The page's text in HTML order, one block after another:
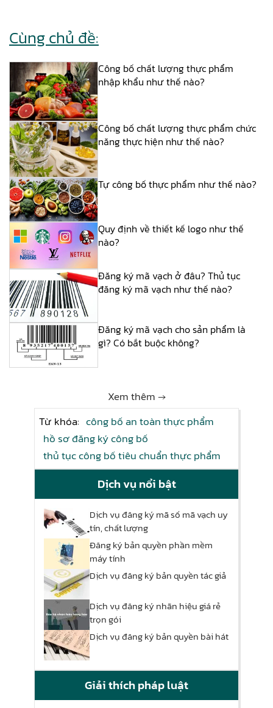
Cùng chủ đề:
Công bố chất lượng thực phẩm
nhập khẩu như thế nào?
Công bố chất lượng thực phẩm chức
năng thực hiện như thế nào?
Tự công bố thực phẩm như thế nào?
Quy định về thiết kế logo như thế
nào?
Đăng ký mã vạch ở đâu? Thủ tục
đăng ký mã vạch như thế nào?
Đăng ký mã vạch cho sản phẩm là
gì? Có bắt buộc không?
Xem thêm →
Từ khóa: công bố an toàn thực phẩm
hồ sơ đăng ký công bố
thủ tục công bố tiêu chuẩn thực phẩm
Dịch vụ nổi bật
Dịch vụ đăng ký mã số mã vạch uy
tín, chất lượng
Đăng ký bản quyền phần mềm
máy tính
Dịch vụ đăng ký bản quyền tác giả
Dịch vụ đăng ký nhãn hiệu giá rẻ
trọn gói
Dịch vụ đăng ký bản quyền bài hát
Giải thích pháp luật